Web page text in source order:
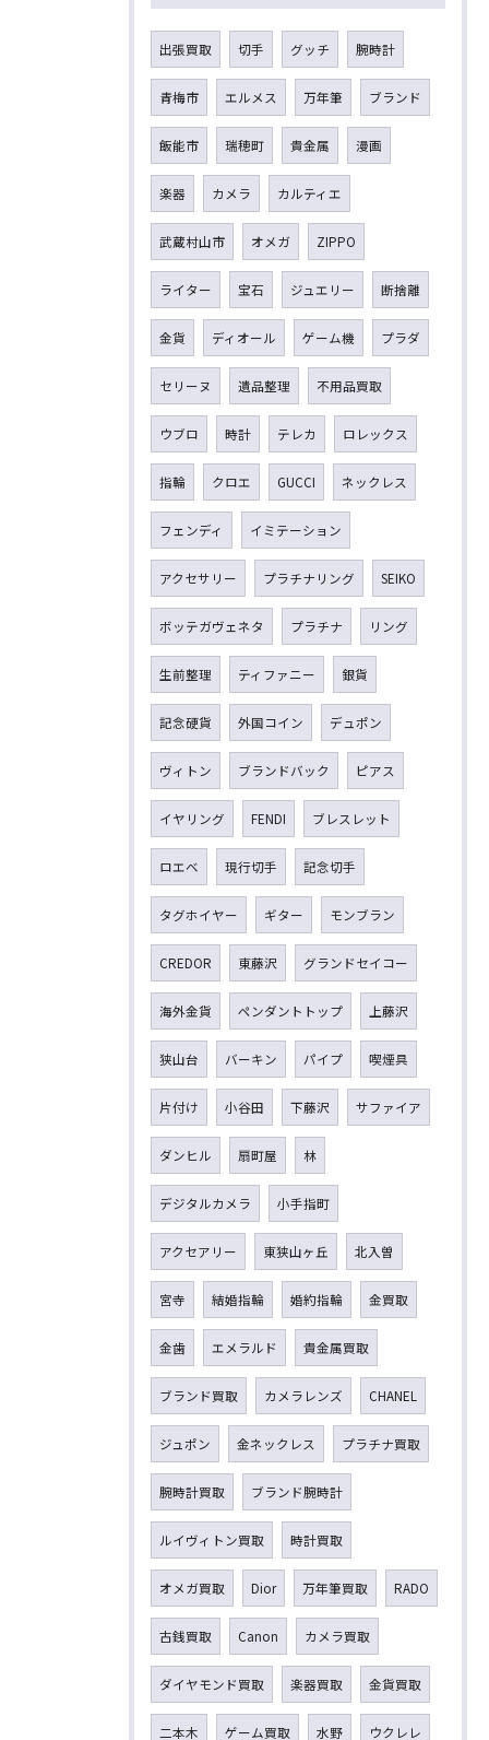
出張買取 切手 グッチ 腕時計
青梅市 エルメス 万年筆 ブランド
飯能市 瑞穂町 貴金属 漫画
楽器 カメラ カルティエ
武蔵村山市 オメガ ZIPPO
ライター 宝石 ジュエリー 断捨離
金貨 ディオール ゲーム機 プラダ
セリーヌ 遺品整理 不用品買取
ウブロ 時計 テレカ ロレックス
指輪 クロエ GUCCI ネックレス
フェンディ イミテーション
アクセサリー プラチナリング SEIKO
ボッテガヴェネタ プラチナ リング
生前整理 ティファニー 銀貨
記念硬貨 外国コイン デュポン
ヴィトン ブランドバック ピアス
イヤリング FENDI ブレスレット
ロエベ 現行切手 記念切手
タグホイヤー ギター モンブラン
CREDOR 東藤沢 グランドセイコー
海外金貨 ペンダントトップ 上藤沢
狭山台 バーキン パイプ 喫煙具
片付け 小谷田 下藤沢 サファイア
ダンヒル 扇町屋 林
デジタルカメラ 小手指町
アクセアリー 東狭山ヶ丘 北入曽
宮寺 結婚指輪 婚約指輪 金買取
金歯 エメラルド 貴金属買取
ブランド買取 カメラレンズ CHANEL
ジュポン 金ネックレス プラチナ買取
腕時計買取 ブランド腕時計
ルイヴィトン買取 時計買取
オメガ買取 Dior 万年筆買取 RADO
古銭買取 Canon カメラ買取
ダイヤモンド買取 楽器買取 金貨買取
二本木 ゲーム買取 水野 ウクレレ